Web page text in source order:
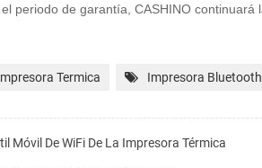
periodo de garantía, CASHINO continuará
Termica Impresora Bluetooth
Móvil De WiFi De La Impresora Térmica